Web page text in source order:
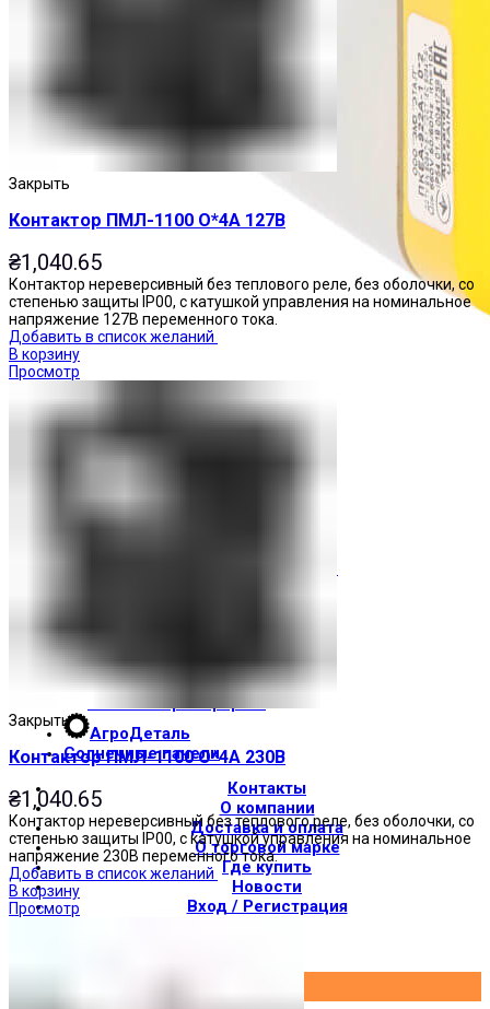
Световые индикаторы
Печатные платы
Оборудование для лифтов
АгроДеталь
Солнечные панели
Контакты
О компании
Доставка и оплата
О торговой марке
Где купить
Новости
Вход / Регистрация
Закрыть
Контактор ПМЛ-1100 О*4А 127В
₴1,040.65
Контактор нереверсивный без теплового реле, без оболочки, со
степенью защиты IP00, с катушкой управления на номинальное
напряжение 127В переменного тока.
Добавить в список желаний
В корзину
Просмотр
Закрыть
Контактор ПМЛ-1100 О*4А 230В
₴1,040.65
Контактор нереверсивный без теплового реле, без оболочки, со
степенью защиты IP00, с катушкой управления на номинальное
напряжение 230В переменного тока.
Добавить в список желаний
В корзину
Просмотр